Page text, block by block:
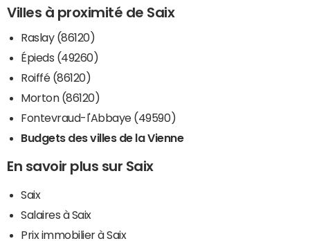
Villes à proximité de Saix
Raslay (86120)
Épieds (49260)
Roiffé (86120)
Morton (86120)
Fontevraud-l'Abbaye (49590)
Budgets des villes de la Vienne
En savoir plus sur Saix
Saix
Salaires à Saix
Prix immobilier à Saix